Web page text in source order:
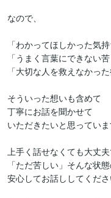
なので、
「わかってほしかった気持
「うまく言葉にできない苦
「大切な人を救えなかった
そういった想いも含めて
丁寧にお話を聞かせて
いただきたいと思っていま
上手く話せなくても大丈夫
「ただ苦しい」そんな状
安心してお話ししてくださ